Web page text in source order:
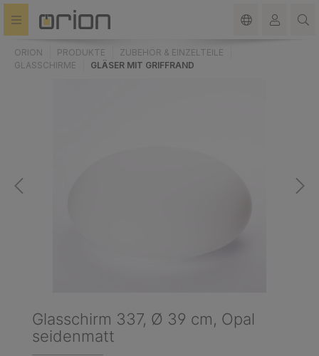
springen
ORION PRODUKTE
ZUBEHÖR & EINZELTEILE
GLASSCHIRME
GLÄSER MIT GRIFFRAND
Glasschirm 337, Ø 39 cm, Opal
seidenmatt